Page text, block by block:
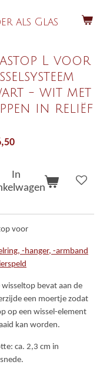
als Glas
L voor
- wit met
in reliëf
In
voor
-hanger, -armband
wisseltop bevat aan de
een moertje zodat
op een wissel-element
kan worden.
ca. 2,3 cm in